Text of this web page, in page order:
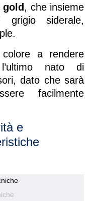
gold, che insieme
siderale,
a rendere
nato di
dato che sarà
facilmente
e